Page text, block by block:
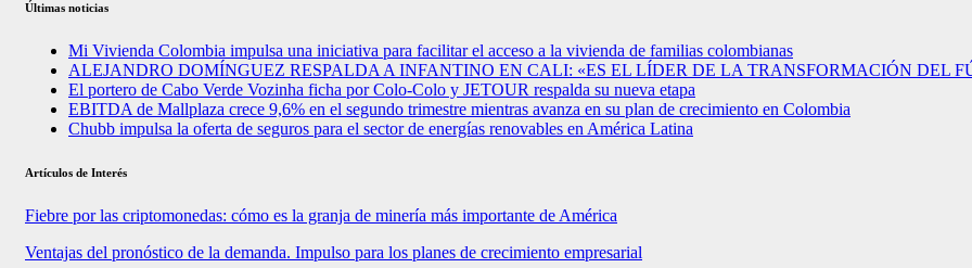
Últimas noticias
Mi Vivienda Colombia impulsa una iniciativa para facilitar el acceso a la vivienda de familias colombianas
ALEJANDRO DOMÍNGUEZ RESPALDA A INFANTINO EN CALI: «ES EL LÍDER DE LA TRANSFORMACIÓN DEL
El portero de Cabo Verde Vozinha ficha por Colo-Colo y JETOUR respalda su nueva etapa
EBITDA de Mallplaza crece 9,6% en el segundo trimestre mientras avanza en su plan de crecimiento en Colombia
Chubb impulsa la oferta de seguros para el sector de energías renovables en América Latina
Artículos de Interés
Fiebre por las criptomonedas: cómo es la granja de minería más importante de América
Ventajas del pronóstico de la demanda. Impulso para los planes de crecimiento empresarial